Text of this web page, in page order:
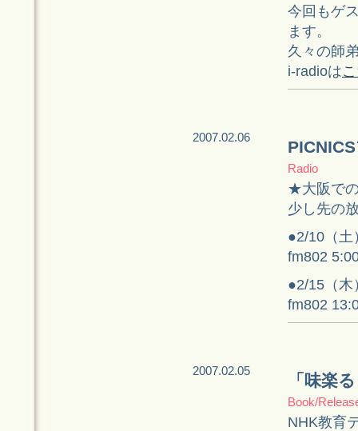
今回もゲ
ます。
久々の師
i-radioは
2007.02.06
Radio
★大阪で
少し先の
●2/10（土
fm802
●2/15（木
fm802
2007.02.05
「味楽
Book/
NHK教育